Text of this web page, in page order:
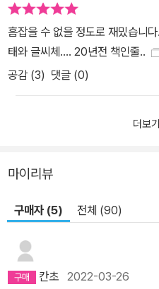
흠잡을 수 없을 정도로 재밌습니
태와 글씨체.... 20년전 책인줄..
공감 (3) 댓글 (0)
더보기
마이리뷰
구매자 (5) 전체 (90)
칸초 2022-03-26